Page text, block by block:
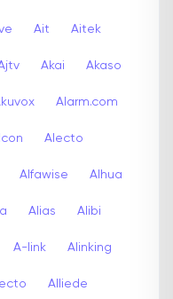
Ait Aitek
Akai Akaso
Alarm.com
Alecto
Alfawise Alhua
Alias Alibi
A-link Alinking
Alliede